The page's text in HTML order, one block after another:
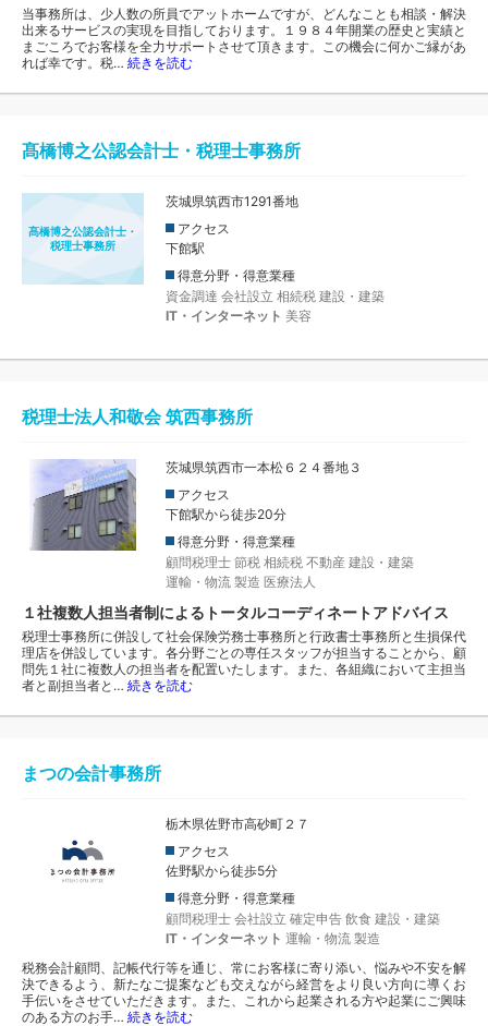
当事務所は、少人数の所員でアットホームですが、どんなことも相談・解決
出来るサービスの実現を目指しております。１９８４年開業の歴史と実績と
まごころでお客様を全力サポートさせて頂きます。この機会に何かご縁があ
れば幸です。税… 続きを読む
髙橋博之公認会計士・税理士事務所
髙橋博之公認会計士・
税理士事務所
茨城県筑西市1291番地
アクセス
下館駅
得意分野・得意業種
資金調達 会社設立 相続税 建設・建築
IT・インターネット 美容
税理士法人和敬会 筑西事務所
茨城県筑西市一本松６２４番地３
アクセス
下館駅から徒歩20分
得意分野・得意業種
顧問税理士 節税 相続税 不動産 建設・建築
運輸・物流 製造 医療法人
１社複数人担当者制によるトータルコーディネートアドバイス
税理士事務所に併設して社会保険労務士事務所と行政書士事務所と生損保代
理店を併設しています。各分野ごとの専任スタッフが担当することから、顧
問先１社に複数人の担当者を配置いたします。また、各組織において主担当
者と副担当者と… 続きを読む
まつの会計事務所
栃木県佐野市高砂町２７
アクセス
佐野駅から徒歩5分
得意分野・得意業種
顧問税理士 会社設立 確定申告 飲食 建設・建築
IT・インターネット 運輸・物流 製造
税務会計顧問、記帳代行等を通じ、常にお客様に寄り添い、悩みや不安を解
決できるよう、新たなご提案なども交えながら経営をより良い方向に導くお
手伝いをさせていただきます。また、これから起業される方や起業にご興味
のある方のお手… 続きを読む